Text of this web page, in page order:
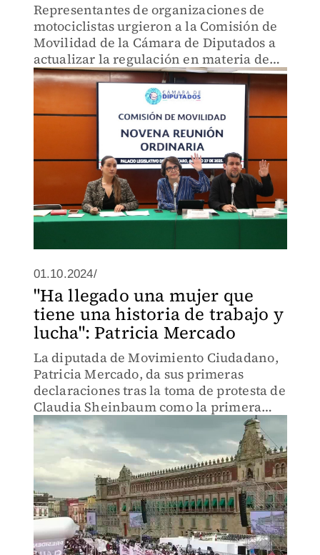
Representantes de organizaciones de
motociclistas urgieron a la Comisión de
Movilidad de la Cámara de Diputados a
actualizar la regulación en materia de
seguridad vial
01.10.2024/
"Ha llegado una mujer que
tiene una historia de trabajo y
lucha": Patricia Mercado
La diputada de Movimiento Ciudadano,
Patricia Mercado, da sus primeras
declaraciones tras la toma de protesta de
Claudia Sheinbaum como la primera
mujer presidenta de México.